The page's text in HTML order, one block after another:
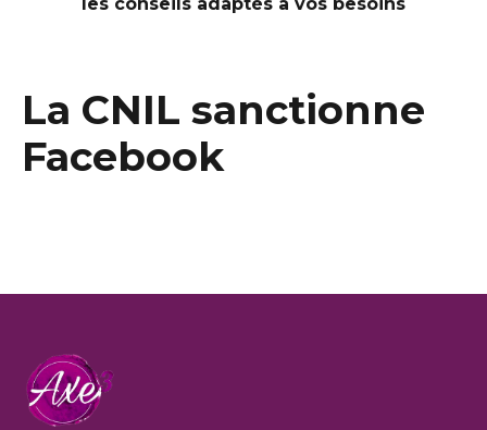
La CNIL sanctionne
Facebook